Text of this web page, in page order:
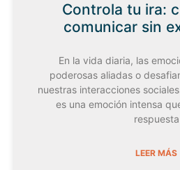
Controla tu ira:
comunicar sin
En la vida diaria, las
poderosas aliadas o
nuestras interacciones
es una emoción intensa
respuesta
LEER MÁS